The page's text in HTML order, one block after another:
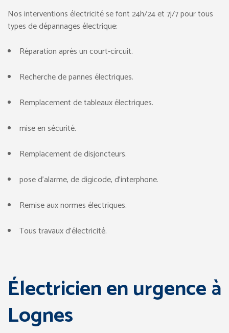
Nos interventions électricité se font 24h/24 et 7j/7 pour tous
types de dépannages électrique:
Réparation après un court-circuit.
Recherche de pannes électriques.
Remplacement de tableaux électriques.
mise en sécurité.
Remplacement de disjoncteurs.
pose d’alarme, de digicode, d’interphone.
Remise aux normes électriques.
Tous travaux d’électricité.
Électricien en urgence à
Lognes